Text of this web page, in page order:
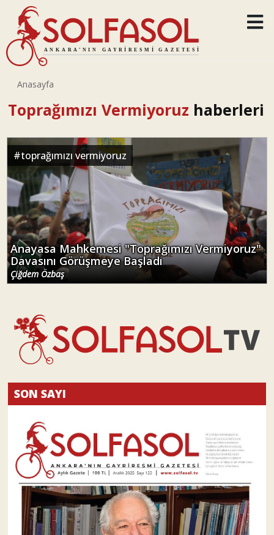
Anasayfa
Toprağımızı Vermiyoruz haberleri
#toprağımızı vermiyoruz
Anayasa Mahkemesi "Toprağımızı Vermiyoruz"
Davasını Görüşmeye Başladı
Çiğdem Özbaş
SON SAYI